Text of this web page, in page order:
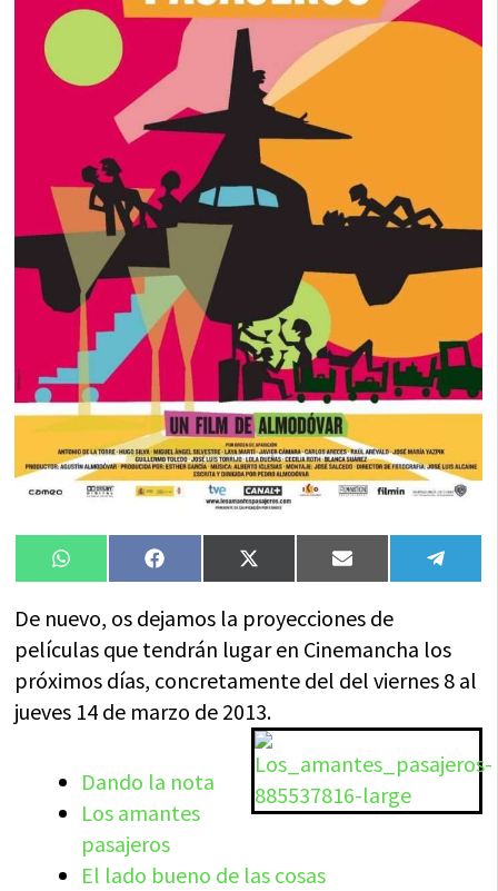
Compartir
en
WhatsAppCompartir
en
FacebookCompartir
en
X
(Twitter)
Compartir
en
Email
en
De nuevo, os dejamos la proyecciones de
películas que tendrán lugar en Cinemancha los
próximos días, concretamente del del viernes 8 al
jueves 14 de marzo de 2013.
Dando la nota
Los amantes
pasajeros
El lado bueno de las cosas